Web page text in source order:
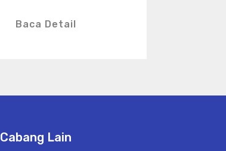
Baca Detail
Cabang Lain